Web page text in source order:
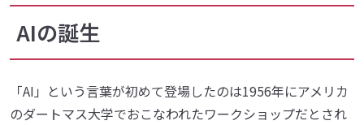
AIの誕生
「AI」という言葉が初めて登場したのは1956年にアメリカ
のダートマス大学でおこなわれたワークショップだとされ